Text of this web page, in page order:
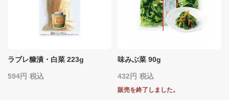
ラブレ糠漬・白菜 223g
594 税込
味みぶ菜 90g
432 税込
販売を終了しました。